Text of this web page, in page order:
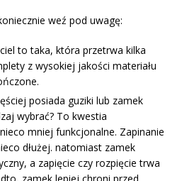
weź pod uwagę:
to taka, która przetrwa kilka
z wysokiej jakości materiału
posiada guziki lub zamek
wybrać? To kwestia
mniej funkcjonalne. Zapinanie
dłużej. natomiast zamek
a zapięcie czy rozpięcie trwa